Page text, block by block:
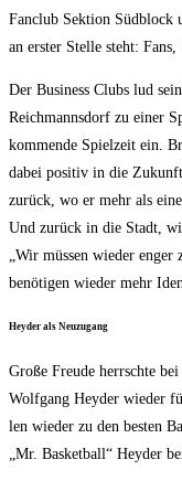
Fan­club Sek­ti­on Süd­block
an ers­ter Stel­le steht:
Der Busi­ness Clubs lud
Reich­manns­dorf zu einer
kom­men­de Spiel­zeit ein.
dabei posi­tiv in die
zurück, wo er mehr als
Und zurück in die Stadt,
„Wir müs­sen wie­der
benö­ti­gen wie­der mehr
Heyder als Neuzugang
Gro­ße Freu­de herrsch­te
Wolf­gang Heyder wie­der
len wie­der zu den bes­ten
„Mr. Bas­ket­ball“ Heyder